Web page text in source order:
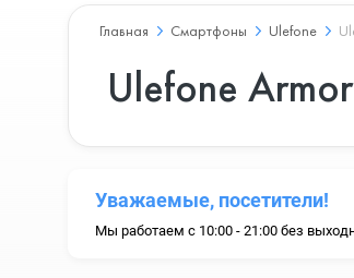
Главная Смартфоны Ulefone
Ulefone
Уважаемые, посетители!
Мы работаем с 10:00 - 21:00 без